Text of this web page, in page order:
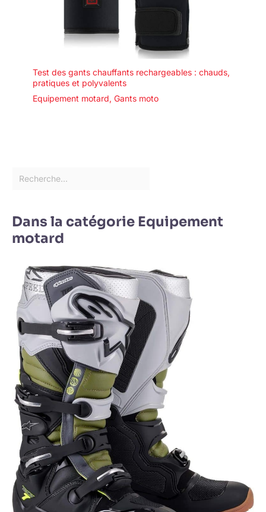
Test des gants chauffants rechargeables : chauds,
pratiques et polyvalents
Equipement motard, Gants moto
Dans la catégorie Equipement
motard